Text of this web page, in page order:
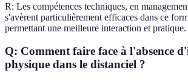
R: Les compétences techniques, en
s'avèrent particulièrement efficaces dans ce
permettant une meilleure interaction et pratique.
Q: Comment faire face à l'absence
physique dans le distanciel ?